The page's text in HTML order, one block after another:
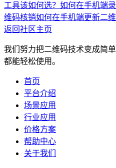
工具该如何选？ 如何在手机端
维码核销如何在手机端更新二
返回社区主页
我们努力把二维码技术变成简
都能轻松使用。
首页
平台介绍
场景应用
行业应用
价格方案
帮助中心
关于我们